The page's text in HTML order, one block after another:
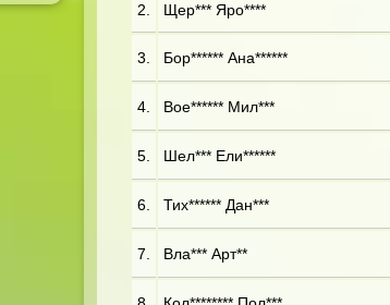
2. Щер*** Яро****
3. Бор****** Ана******
4. Вое****** Мил***
5. Шел*** Ели******
6. Тих****** Дан***
7. Вла*** Арт**